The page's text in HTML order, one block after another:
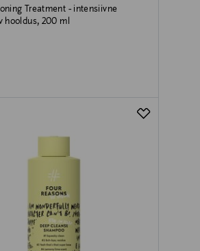
Treatment - intensiivne
hooldus, 200 ml